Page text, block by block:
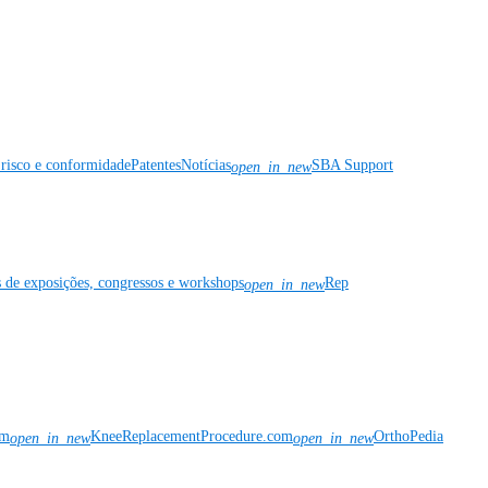
e conformidadePatentesNotíciasopen_in_newSBA Support
exposições, congressos e workshopsopen_in_newRep
open_in_newKneeReplacementProcedure.comopen_in_newOrthoPedia